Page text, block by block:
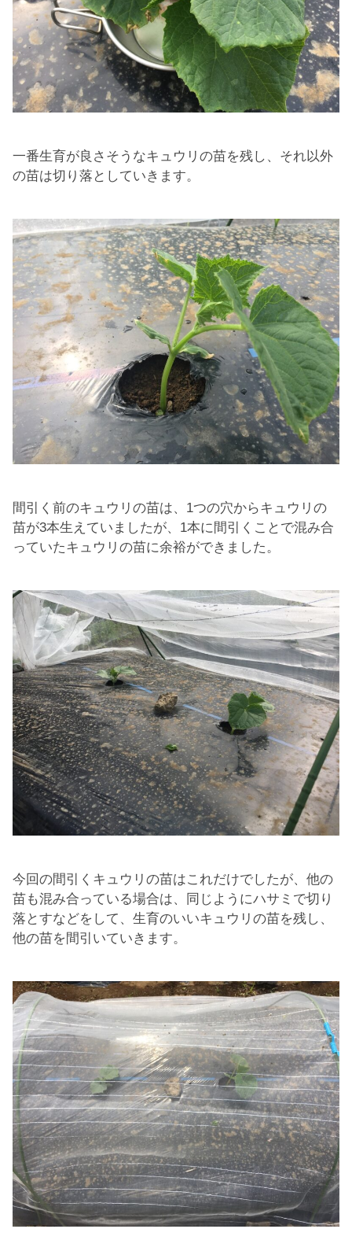
一番生育が良さそうなキュウリの苗を残し、それ以外
の苗は切り落としていきます。
間引く前のキュウリの苗は、1つの穴からキュウリの
苗が3本生えていましたが、1本に間引くことで混み合
っていたキュウリの苗に余裕ができました。
今回の間引くキュウリの苗はこれだけでしたが、他の
苗も混み合っている場合は、同じようにハサミで切り
落とすなどをして、生育のいいキュウリの苗を残し、
他の苗を間引いていきます。